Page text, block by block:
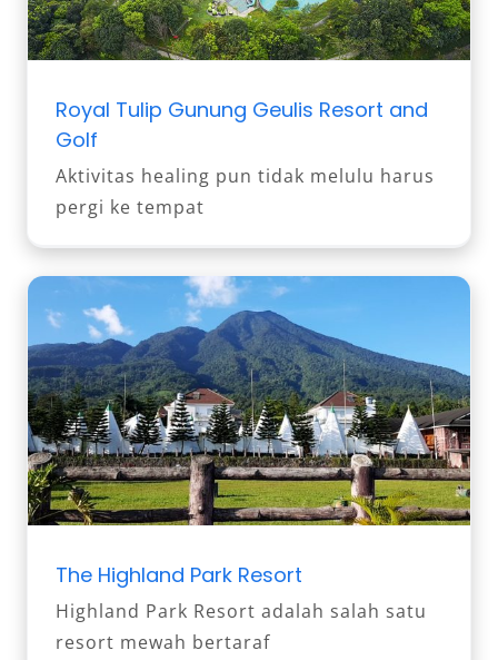
Royal Tulip Gunung Geulis Resort and
Golf
Aktivitas healing pun tidak melulu harus
pergi ke tempat
The Highland Park Resort
Highland Park Resort adalah salah satu
resort mewah bertaraf